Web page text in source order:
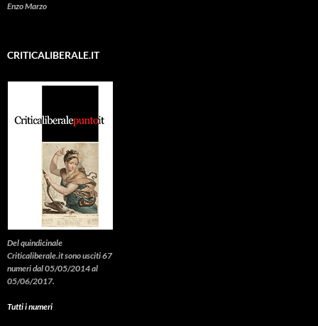
Enzo Marzo
CRITICALIBERALE.IT
Del quindicinale
Criticaliberale.it sono usciti 67
numeri dal 05/05/2014 al
05/06/2017.
Tutti i numeri